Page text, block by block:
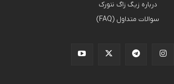
درباره زیگ زاگ نتورک
سوالات متداول (FAQ)